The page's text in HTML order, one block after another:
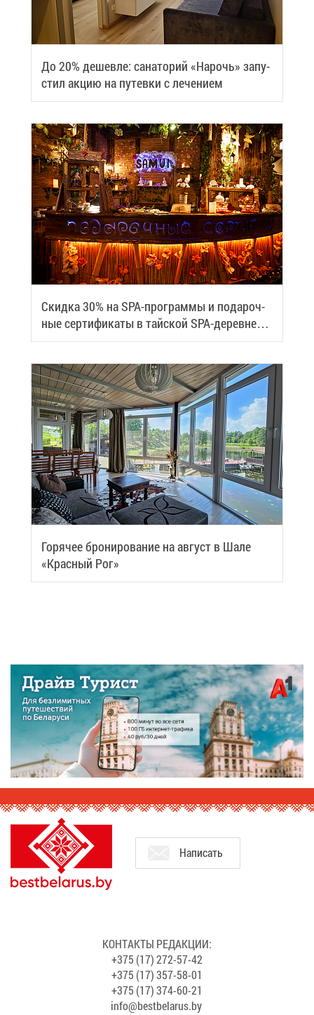
До 20% де­шев­ле: са­на­то­рий «На­рочь» за­пу­
стил ак­цию на пу­тев­ки с ле­че­ни­ем
Скид­ка 30% на SPA-про­грам­мы и по­да­роч­
ные сер­ти­фи­ка­ты в тай­ской SPA-де­ревне
Samui
Го­ря­чее бро­ни­ро­ва­ние на ав­густ в Ша­ле
«Крас­ный Рог»
На­пи­сать
КОН­ТАК­ТЫ РЕ­ДАК­ЦИИ:
+375 (17) 272-57-42
+375 (17) 357-58-01
+375 (17) 374-60-21
info@​bes​tbel​arus.​by